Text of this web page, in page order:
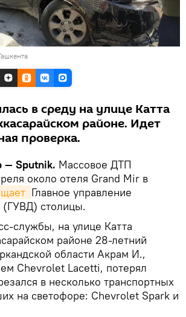
в среду на улице Катта
районе. Идет
проверка.
— Sputnik. Массовое ДТП
около отеля Grand Mir в
Главное управление
(ГУВД) столицы.
службы, на улице Катта
районе 28-летний
области Акрам И.,
Chevrolet Lacetti, потерял
в несколько транспортных
на светофоре: Chevrolet Spark и